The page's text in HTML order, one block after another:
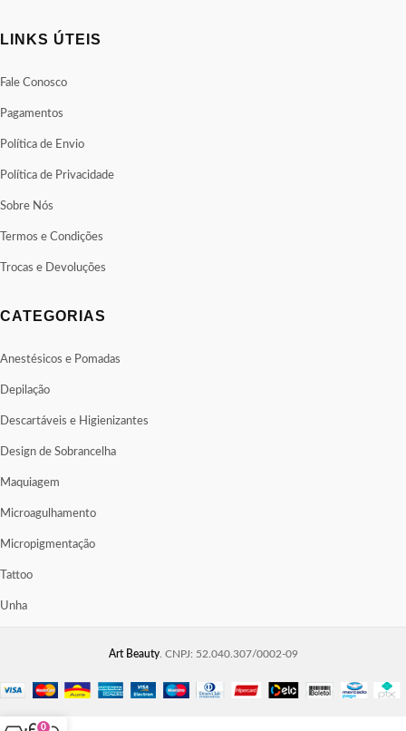
LINKS ÚTEIS
Fale Conosco
Pagamentos
Política de Envio
Política de Privacidade
Sobre Nós
Termos e Condições
Trocas e Devoluções
CATEGORIAS
Anestésicos e Pomadas
Depilação
Descartáveis e Higienizantes
Design de Sobrancelha
Maquiagem
Microagulhamento
Micropigmentação
Tattoo
Unha
Art Beauty. CNPJ: 52.040.307/0002-09
0